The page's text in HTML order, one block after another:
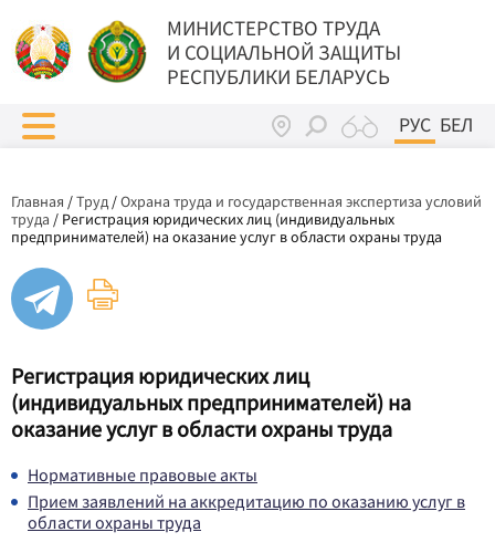
МИНИСТЕРСТВО ТРУДА
И СОЦИАЛЬНОЙ ЗАЩИТЫ
РЕСПУБЛИКИ БЕЛАРУСЬ
РУС БЕЛ
Главная /Труд/Охрана труда и государственная экспертиза условий
труда / Регистрация юридических лиц (индивидуальных
предпринимателей) на оказание услуг в области охраны труда
Регистрация юридических лиц
(индивидуальных предпринимателей) на
оказание услуг в области охраны труда
Нормативные правовые акты
Прием заявлений на аккредитацию по оказанию услуг в
области охраны труда